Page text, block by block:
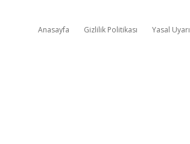
Anasayfa Gizlilik Politikası Yasal Uyarı